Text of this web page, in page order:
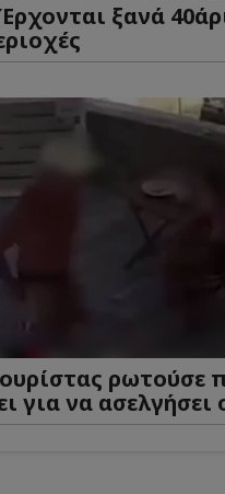
ξανά
ρωτούσε
για να ασελγήσει